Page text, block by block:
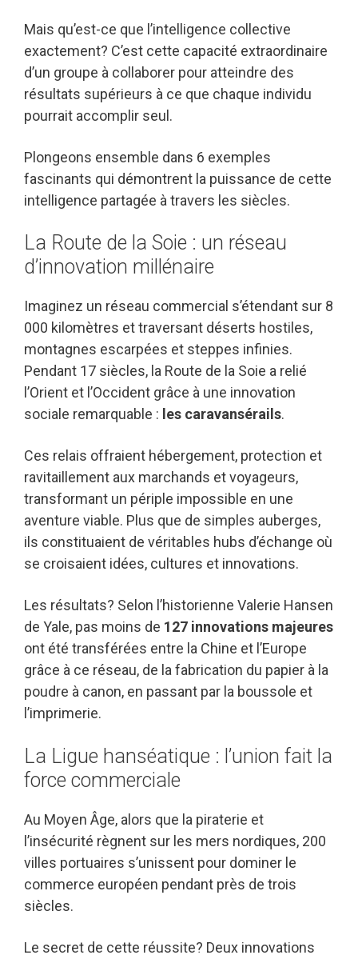
Mais qu’est-ce que l’intelligence collective
exactement? C’est cette capacité extraordinaire
d’un groupe à collaborer pour atteindre des
résultats supérieurs à ce que chaque individu
pourrait accomplir seul.
Plongeons ensemble dans 6 exemples
fascinants qui démontrent la puissance de cette
intelligence partagée à travers les siècles.
La Route de la Soie : un réseau
d’innovation millénaire
Imaginez un réseau commercial s’étendant sur 8
000 kilomètres et traversant déserts hostiles,
montagnes escarpées et steppes infinies.
Pendant 17 siècles, la Route de la Soie a relié
l’Orient et l’Occident grâce à une innovation
sociale remarquable : les caravansérails.
Ces relais offraient hébergement, protection et
ravitaillement aux marchands et voyageurs,
transformant un périple impossible en une
aventure viable. Plus que de simples auberges,
ils constituaient de véritables hubs d’échange où
se croisaient idées, cultures et innovations.
Les résultats? Selon l’historienne Valerie Hansen
de Yale, pas moins de 127 innovations majeures
ont été transférées entre la Chine et l’Europe
grâce à ce réseau, de la fabrication du papier à la
poudre à canon, en passant par la boussole et
l’imprimerie.
La Ligue hanséatique : l’union fait la
force commerciale
Au Moyen Âge, alors que la piraterie et
l’insécurité règnent sur les mers nordiques, 200
villes portuaires s’unissent pour dominer le
commerce européen pendant près de trois
siècles.
Le secret de cette réussite? Deux innovations